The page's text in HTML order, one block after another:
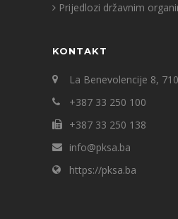
Prijedlozi državnim
KONTAKT
La Benevolencije 8,
+387 33 250 100
+387 33 250 138
info@pksa.ba
https://pksa.ba